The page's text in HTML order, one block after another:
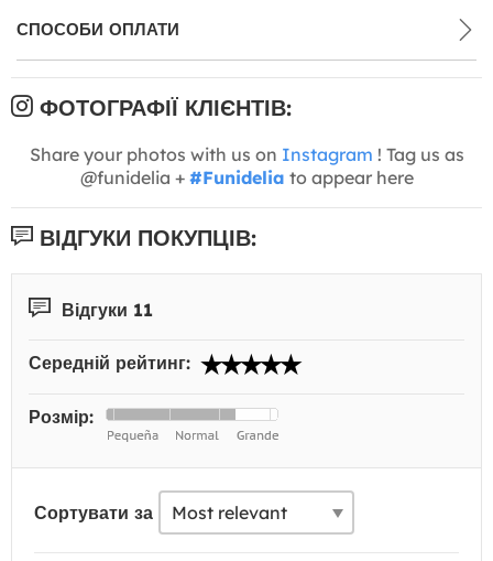
СПОСОБИ ОПЛАТИ
ФОТОГРАФІЇ КЛІЄНТІВ:
Share your photos with us on Instagram ! Tag us as
@funidelia + #Funidelia to appear here
ВІДГУКИ ПОКУПЦІВ:
Відгуки 11
Середній рейтинг:
Розмір:
Сортувати за